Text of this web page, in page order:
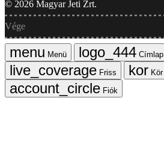
© 2026 Magyar Jeti Zrt.
Vége
Menü
Címlap
Friss
Kör
Fiók